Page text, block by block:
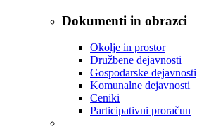
Dokumenti in obrazci
Okolje in prostor
Družbene dejavnosti
Gospodarske dejavnosti
Komunalne dejavnosti
Ceniki
Participativni proračun